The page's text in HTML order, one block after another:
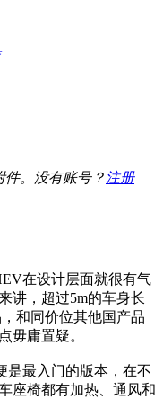
。没有账号？ 注册
在设计层面就很有气
讲，超过5m的车身长
和同价位其他国产品
毋庸置疑。
是最入门的版本，在不
座椅都有加热、通风和